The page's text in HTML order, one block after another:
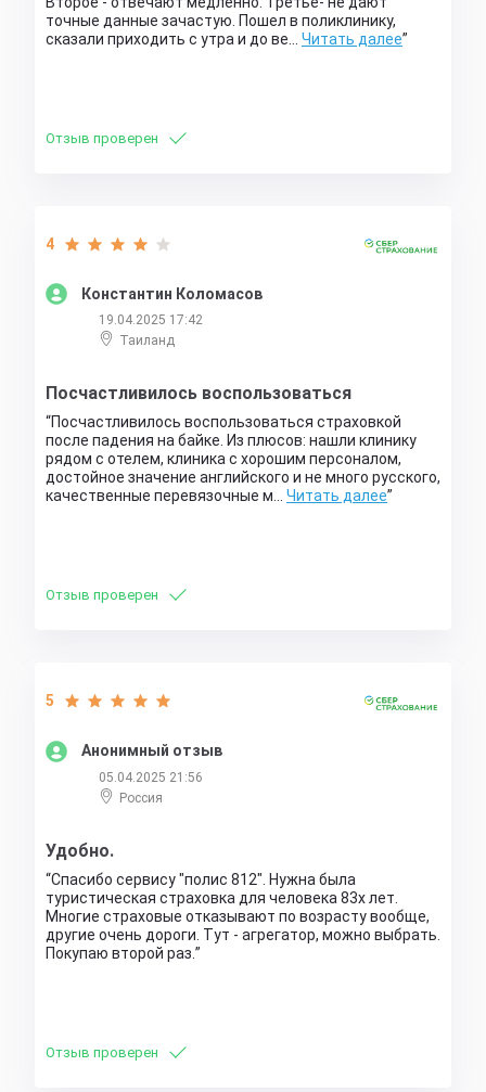
точные данные зачастую. Пошел в поликлинику,
сказали приходить с утра и до ве… Читать далее
Отзыв проверен
Константин Коломасов
4
19.04.2025 17:42
Таиланд
Посчастливилось воспользоваться
Посчастливилось воспользоваться страховкой
после падения на байке. Из плюсов: нашли клинику
рядом с отелем, клиника с хорошим персоналом,
достойное значение английского и не много русского,
качественные перевязочные м… Читать далее
Отзыв проверен
Анонимный отзыв
5
05.04.2025 21:56
Россия
Удобно.
Спасибо сервису "полис 812". Нужна была
туристическая страховка для человека 83х лет.
Многие страховые отказывают по возрасту вообще,
другие очень дороги. Тут - агрегатор, можно выбрать.
Покупаю второй раз.
Отзыв проверен